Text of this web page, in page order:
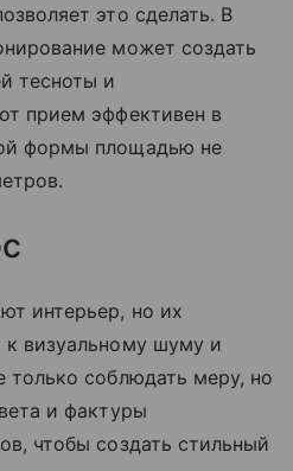
это сделать. В
может создать
тесноты и
прием эффективен в
формы площадью не
интерьер, но их
к визуальному шуму и
только соблюдать меру, но
и фактуры
чтобы создать стильный